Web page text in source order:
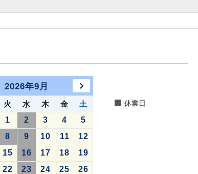
2026年9月
火 水 木 金
土
1
2 3 4
5
8 9 10 11
12
15 16 17 18
19
22 23 24 25
26
休業日